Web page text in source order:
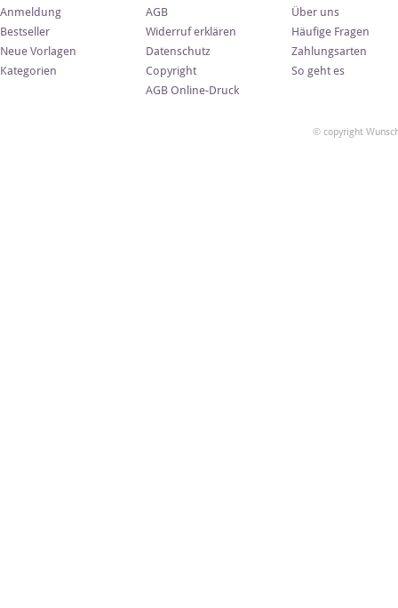
Anmeldung
Bestseller
Neue Vorlagen
Kategorien
AGB
Widerruf erklären
Datenschutz
Copyright
AGB Online-Druck
Über uns
Häufige Fragen
Zahlungsarten
So geht es
© copyright